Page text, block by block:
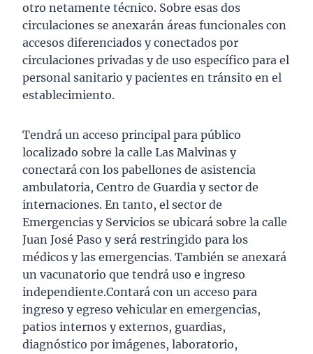
otro netamente técnico. Sobre esas dos
circulaciones se anexarán áreas funcionales con
accesos diferenciados y conectados por
circulaciones privadas y de uso específico para el
personal sanitario y pacientes en tránsito en el
establecimiento.
Tendrá un acceso principal para público
localizado sobre la calle Las Malvinas y
conectará con los pabellones de asistencia
ambulatoria, Centro de Guardia y sector de
internaciones. En tanto, el sector de
Emergencias y Servicios se ubicará sobre la calle
Juan José Paso y será restringido para los
médicos y las emergencias. También se anexará
un vacunatorio que tendrá uso e ingreso
independiente.Contará con un acceso para
ingreso y egreso vehicular en emergencias,
patios internos y externos, guardias,
diagnóstico por imágenes, laboratorio,